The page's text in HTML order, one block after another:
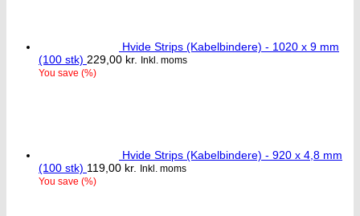
Hvide Strips (Kabelbindere) - 1020 x 9 mm
(100 stk) 229,00 kr. Inkl. moms
You save (%)
Hvide Strips (Kabelbindere) - 920 x 4,8 mm
(100 stk) 119,00 kr. Inkl. moms
You save (%)